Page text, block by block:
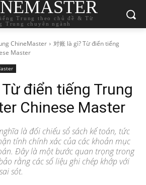
Trung theo chủ đề & Từ
Trung chuyên ngành
ChineMaster
对账 là gì? Từ điển tiếng
Master
điển tiếng Trung
Chinese Master
là đối chiếu sổ sách kế toán, tức
tính chính xác của các khoản mục
Đây là một bước quan trọng trong
rằng các số liệu ghi chép khớp với
sót.